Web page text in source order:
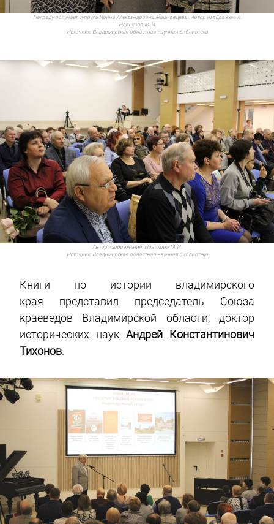
Награду получает супруга Ирина Александровна Машковцева.. Автор изображения:
Новикова М. И.
Источник: Владимирская областная научная библиотека
Автор изображения: Новикова М. И.
Источник: Владимирская областная научная библиотека
Книги по истории владимирского
края представил председатель Союза
краеведов Владимирской области, доктор
исторических наук Андрей Константинович
Тихонов.